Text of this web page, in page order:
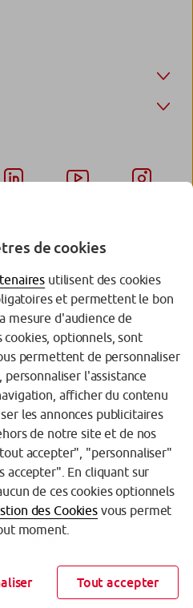
conforme)
de cookies
utilisent des cookies
et permettent le bon
mesure d'audience de
optionnels, sont
permettent de personnaliser
l'assistance
afficher du contenu
les annonces publicitaires
de notre site et de nos
accepter", "personnaliser"
accepter". En cliquant sur
de ces cookies optionnels
des Cookiesvous permet
moment.
Tout accepter